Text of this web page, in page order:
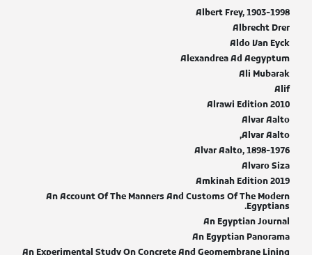
Albert Frey, 1903-1998
Albrecht Drer
Aldo Van Eyck
Alexandrea Ad Aegyptum
Ali Mubarak
Alif
Alrawi Edition 2010
Alvar Aalto
Alvar Aalto,
Alvar Aalto, 1898-1976
Alvaro Siza
Amkinah Edition 2019
An Account Of The Manners And Customs Of The Modern
Egyptians.
An Egyptian Journal
An Egyptian Panorama